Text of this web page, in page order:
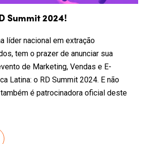
Summit 2024!
líder nacional em extração
tem o prazer de anunciar sua
de Marketing, Vendas e E-
Latina: o RD Summit 2024. E não
é patrocinadora oficial deste